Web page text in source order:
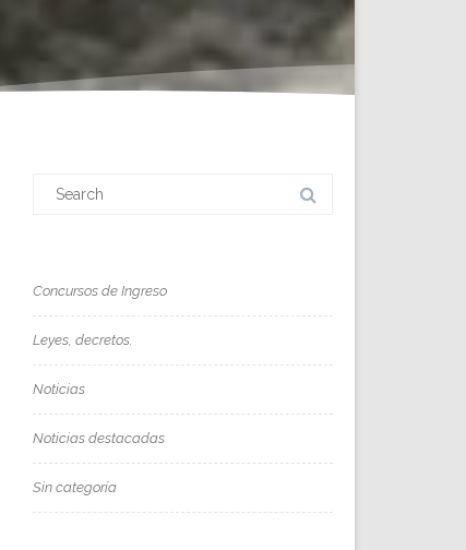
Concursos de Ingreso
Leyes, decretos.
Noticias
Noticias destacadas
Sin categoría